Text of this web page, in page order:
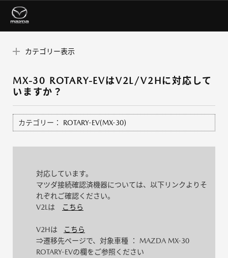
カテゴリー表示
MX-30 ROTARY-EVはV2L/V2Hに対応して
いますか？
カテゴリー： ROTARY-EV(MX-30)
対応しています。
マツダ接続確認済機器については、以下リンクよりそ
れぞれご確認ください。
V2Lは
こちら
V2Hは
こちら
⇒遷移先ページで、対象車種 ： MAZDA MX-30
ROTARY-EVの欄をご参照ください